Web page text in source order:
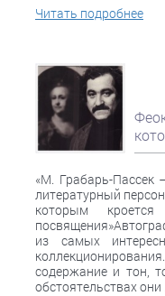
Читать подробнее
«М. Грабарь-
литературный
которым
из самых
содержание и тон,
обстоятельствах они